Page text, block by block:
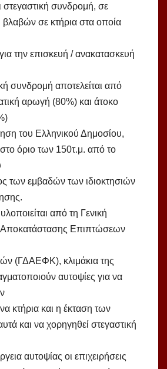
στεγαστική συνδρομή, σε
σε κτήρια στα οποία
για την επισκευή / ανακατασκευή
συνδρομή αποτελείται από
αρωγή (80%) και άτοκο
του Ελληνικού Δημοσίου,
όριο των 150τ.μ. από το
των εμβαδών των ιδιοκτησιών
από τη Γενική
Αποκατάστασης Επιπτώσεων
(ΓΔΑΕΦΚ), κλιμάκια της
αυτοψίες για να
κτήρια και η έκταση των
και να χορηγηθεί στεγαστική
αυτοψίας οι επιχειρήσεις